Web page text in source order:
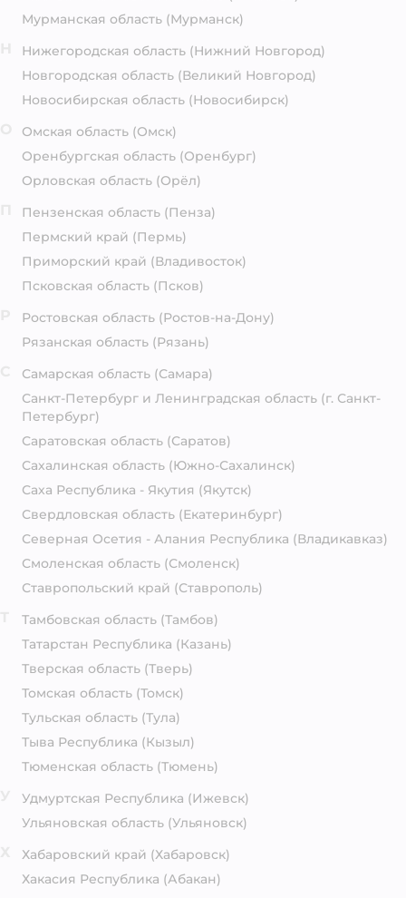
Мурманская область (Мурманск)
Нижегородская область (Нижний Новгород)
Новгородская область (Великий Новгород)
Новосибирская область (Новосибирск)
Омская область (Омск)
Оренбургская область (Оренбург)
Орловская область (Орёл)
Пензенская область (Пенза)
Пермский край (Пермь)
Приморский край (Владивосток)
Псковская область (Псков)
Ростовская область (Ростов-на-Дону)
Рязанская область (Рязань)
Самарская область (Самара)
Санкт-Петербург и Ленинградская область (г. Санкт-
Петербург)
Саратовская область (Саратов)
Сахалинская область (Южно-Сахалинск)
Саха Республика - Якутия (Якутск)
Свердловская область (Екатеринбург)
Северная Осетия - Алания Республика (Владикавказ)
Смоленская область (Смоленск)
Ставропольский край (Ставрополь)
Тамбовская область (Тамбов)
Татарстан Республика (Казань)
Тверская область (Тверь)
Томская область (Томск)
Тульская область (Тула)
Тыва Республика (Кызыл)
Тюменская область (Тюмень)
Удмуртская Республика (Ижевск)
Ульяновская область (Ульяновск)
Хабаровский край (Хабаровск)
Хакасия Республика (Абакан)